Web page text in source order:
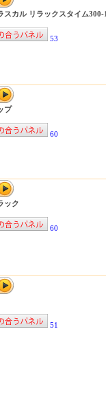
スカル リラックスタイム300-
53
プ
60
ック
60
51